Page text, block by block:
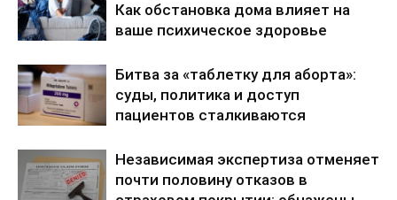
Как обстановка дома влияет на
ваше психическое здоровье
Битва за «таблетку для аборта»:
суды, политика и доступ
пациентов сталкиваются
Независимая экспертиза отменяет
почти половину отказов в